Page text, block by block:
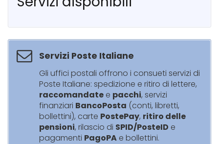
Servizi Poste Italiane
Gli uffici postali offrono i consueti servizi di
Poste Italiane: spedizione e ritiro di lettere,
raccomandate e pacchi, servizi
finanziari BancoPosta (conti, libretti,
bollettini), carte PostePay, ritiro delle
pensioni, rilascio di SPID/PosteID e
pagamenti PagoPA e bollettini.